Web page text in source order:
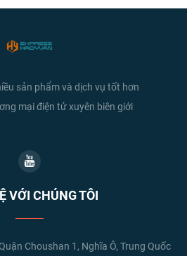
sản phẩm và dịch vụ tốt hơn
mại điện tử xuyên biên giới
VỚI CHÚNG TÔI
Choushan 1, Nghĩa Ô, Trung Quốc